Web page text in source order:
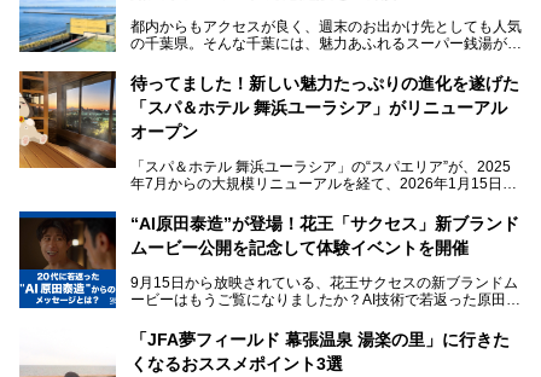
都内からもアクセスが良く、週末のお出かけ先としても人気
の千葉県。そんな千葉には、魅力あふれるスーパー銭湯がた
「サウナでしっかりととのいたい」「海が見える絶景で非日
常を味わいたい」「子連れでも気兼ねなく1日過ごした
い」。
そんな多様なニーズに応える施設が揃っているため、その日
の目的に合った施設がきっと見つかるはずです。
さらに最近では、24時間営業で深夜まで滞在できる施設
や、テレワーク・コワーキングスペースを備えた仕事もでき
るスパも増えており、ただの入浴施設にとどまらない進化を
本記事では、人気スーパー銭湯から絶景施設、コワーキング
スペースや休憩スペースが充実した施設、子連れファミリー
向けの施設など、目的に合わせたおすすめの施設を紹介しま
す。
待ってました！新しい魅力たっぷりの進化を遂げた
「スパ＆ホテル 舞浜ユーラシア」がリニューアル
オープン
「スパ＆ホテル 舞浜ユーラシア」の“スパエリア”が、2025
年7月からの大規模リニューアルを経て、2026年1月15日
新設エリアや生まれ変わった浴場・サウナの魅力を、人気キ
ャラクター「ユーラシわん」と一緒にご紹介します。必見の
───
提供元：SPA＆HOTEL舞浜ユーラシア【PR】
です。
“AI原田泰造”が登場！花王「サクセス」新ブランド
ムービー公開を記念して体験イベントを開催
9月15日から放映されている、花王サクセスの新ブランドム
ービーはもうご覧になりましたか？AI技術で若返った原田泰
伝えるムービーです。公開を記念して、スパメッツァおおた
か竜泉寺の湯にて体験イベントを開催。花王サクセスの製品
が無料で試せるチャンスです！
「JFA夢フィールド 幕張温泉 湯楽の里」に行きた
くなるおススメポイント3選